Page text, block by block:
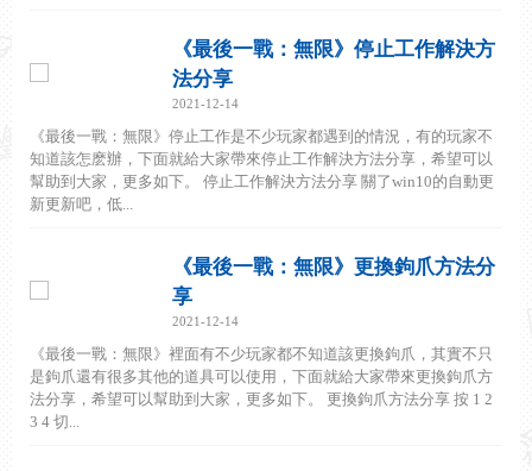
《最後一戰：無限》停止工作解決方
法分享
2021-12-14
《最後一戰：無限》停止工作是不少玩家都遇到的情況，有的玩家不
知道該怎麽辦，下面就給大家帶來停止工作解決方法分享，希望可以
幫助到大家，更多如下。 停止工作解決方法分享 關了win10的自動更
新更新吧，低...
《最後一戰：無限》更換鉤爪方法分
享
2021-12-14
《最後一戰：無限》裡面有不少玩家都不知道該更換鉤爪，其實不只
是鉤爪還有很多其他的道具可以使用，下面就給大家帶來更換鉤爪方
法分享，希望可以幫助到大家，更多如下。 更換鉤爪方法分享 按 1 2
3 4 切...